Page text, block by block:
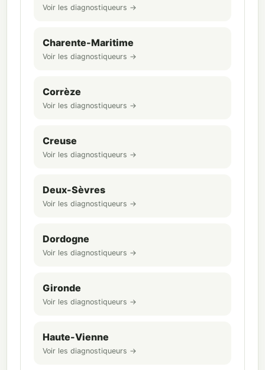
Voir les diagnostiqueurs →
Charente-Maritime
Voir les diagnostiqueurs →
Corrèze
Voir les diagnostiqueurs →
Creuse
Voir les diagnostiqueurs →
Deux-Sèvres
Voir les diagnostiqueurs →
Dordogne
Voir les diagnostiqueurs →
Gironde
Voir les diagnostiqueurs →
Haute-Vienne
Voir les diagnostiqueurs →